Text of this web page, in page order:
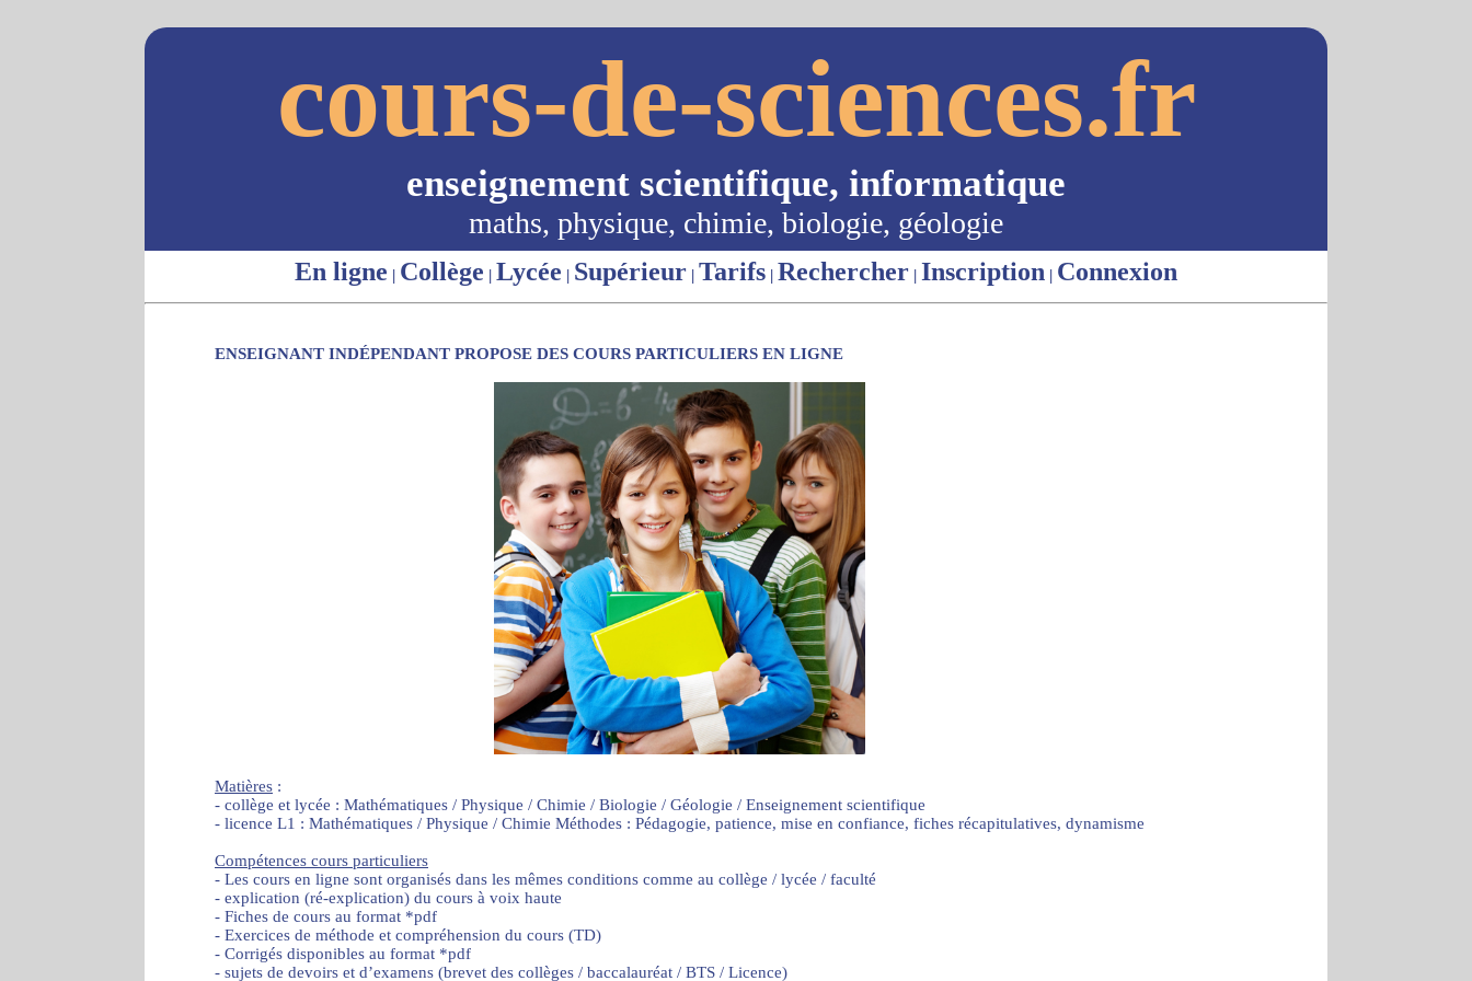
cours-de-sciences.fr
enseignement scientifique, informatique
maths, physique, chimie, biologie, géologie
En ligne | Collège | Lycée | Supérieur | Tarifs | Rechercher | Inscription | Connexion
ENSEIGNANT INDÉPENDANT PROPOSE DES COURS PARTICULIERS EN LIGNE
Matières :
- collège et lycée : Mathématiques / Physique / Chimie / Biologie / Géologie / Enseignement scientifique
- licence L1 : Mathématiques / Physique / Chimie Méthodes : Pédagogie, patience, mise en confiance, fiches récapitulatives, dynamisme
Compétences cours particuliers
- Les cours en ligne sont organisés dans les mêmes conditions comme au collège / lycée / faculté
- explication (ré-explication) du cours à voix haute
- Fiches de cours au format *pdf
- Exercices de méthode et compréhension du cours (TD)
- Corrigés disponibles au format *pdf
- sujets de devoirs et d’examens (brevet des collèges / baccalauréat / BTS / Licence)